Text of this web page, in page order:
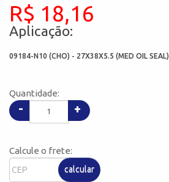
R$ 18,16
Aplicação:
09184-N10 (CHO) - 27X38X5.5 (MED OIL SEAL)
Quantidade:
- +
Calcule o frete:
calcular